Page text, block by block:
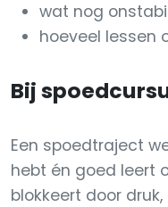
wat nog
hoeveel lessen
Bij
Een spoedtraject
hebt én goed leert
blokkeert door